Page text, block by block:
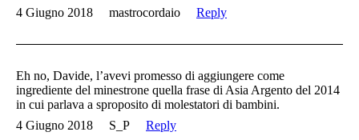
4 Giugno 2018
mastrocordaio Reply
Eh no, Davide, l’avevi promesso di aggiungere come
ingrediente del minestrone quella frase di Asia Argento del 2014
in cui parlava a sproposito di molestatori di bambini.
4 Giugno 2018
S_P Reply